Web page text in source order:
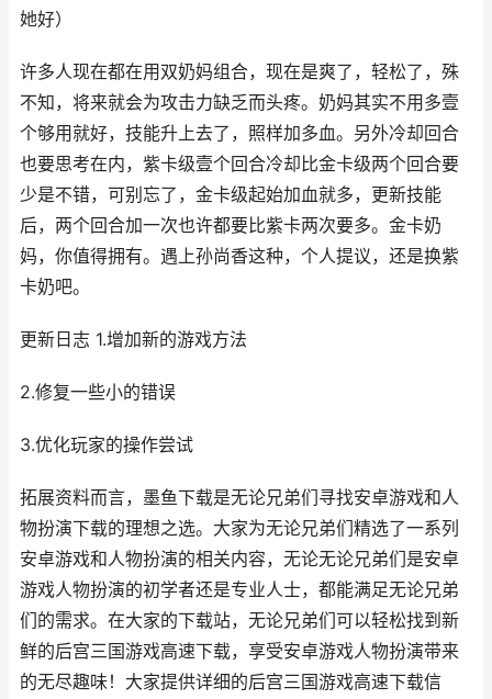
她好）
许多人现在都在用双奶妈组合，现在是爽了，轻松了，殊
不知，将来就会为攻击力缺乏而头疼。奶妈其实不用多壹
个够用就好，技能升上去了，照样加多血。另外冷却回合
也要思考在内，紫卡级壹个回合冷却比金卡级两个回合要
少是不错，可别忘了，金卡级起始加血就多，更新技能
后，两个回合加一次也许都要比紫卡两次要多。金卡奶
妈，你值得拥有。遇上孙尚香这种，个人提议，还是换紫
卡奶吧。
更新日志 1.增加新的游戏方法
2.修复一些小的错误
3.优化玩家的操作尝试
拓展资料而言，墨鱼下载是无论兄弟们寻找安卓游戏和人
物扮演下载的理想之选。大家为无论兄弟们精选了一系列
安卓游戏和人物扮演的相关内容，无论无论兄弟们是安卓
游戏人物扮演的初学者还是专业人士，都能满足无论兄弟
们的需求。在大家的下载站，无论兄弟们可以轻松找到新
鲜的后宫三国游戏高速下载，享受安卓游戏人物扮演带来
的无尽趣味！大家提供详细的后宫三国游戏高速下载信